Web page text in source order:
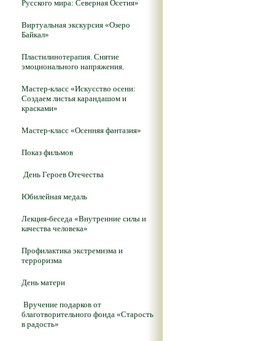
Русского мира: Северная Осетия»
Виртуальная экскурсия «Озеро
Байкал»
Пластилинотерапия. Снятие
эмоционального напряжения.
Мастер-класс «Искусство осени:
Создаем листья карандашом и
красками»
Мастер-класс «Осенняя фантазия»
Показ фильмов
День Героев Отечества
Юбилейная медаль
Лекция-беседа «Внутренние силы и
качества человека»
Профилактика экстремизма и
терроризма
День матери
Вручение подарков от
благотворительного фонда «Старость
в радость»